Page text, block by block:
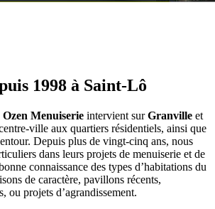
1998 à Saint-Lô
Ozen Menuiserie intervient surGranville et
ville aux quartiers résidentiels, ainsi que
Depuis plus de vingt-cinq ans, nous
dans leurs projets de menuiserie et de
connaissance des types d’habitations du
de caractère, pavillons récents,
ou projets d’agrandissement.